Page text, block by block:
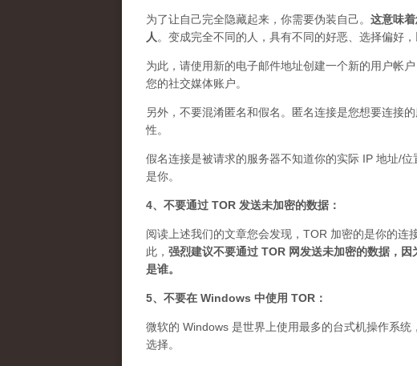
为了让自己完全隐藏起来，你需要伪装自己。 这意味
人 。 变成完全不同的人，具有不同的好恶、选择偏好，
为此，请使用新的电子邮件地址创建一个新的用户帐
您的社交媒体账户。
另外，不要混淆匿名和假名。匿名连接是您想要连接
性。
假名连接是被请求的服务器不知道你的实际 IP 地址/
是你。
4、不要通过 TOR 发送未加密的数据：
阅读上述我们的文章您会发现，TOR 加密的是你的连
此， 强烈建议不要通过 TOR 网发送未加密的数据，
是谁。
5、不要在 Windows 中使用 TOR：
微软的 Windows 是世界上使用最多的台式机操作系
选择。